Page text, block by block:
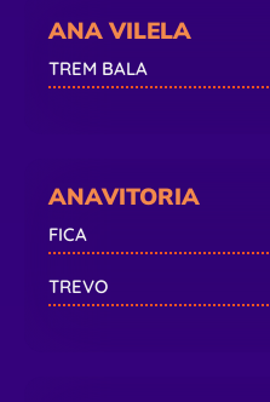
ANA VILELA
TREM BALA
ANAVITORIA
FICA
TREVO